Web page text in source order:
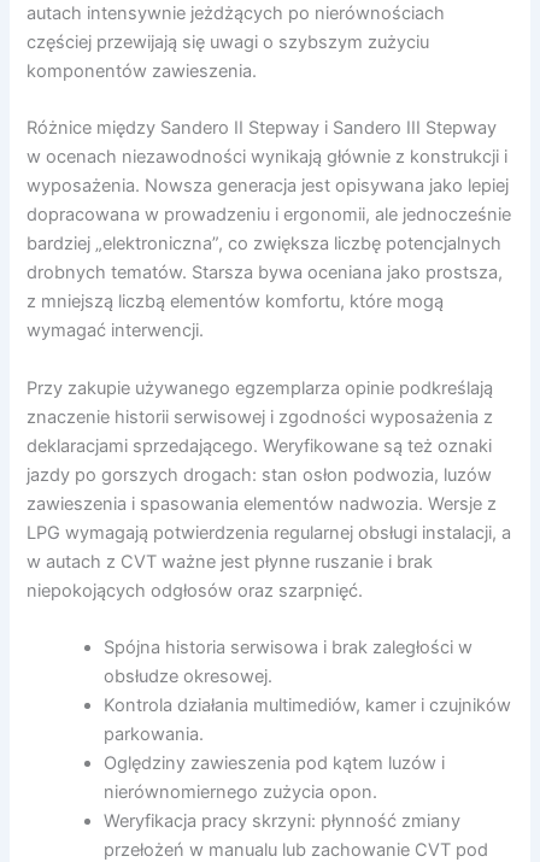
autach intensywnie jeżdżących po nierównościach
częściej przewijają się uwagi o szybszym zużyciu
komponentów zawieszenia.
Różnice między Sandero II Stepway i Sandero III Stepway
w ocenach niezawodności wynikają głównie z konstrukcji i
wyposażenia. Nowsza generacja jest opisywana jako lepiej
dopracowana w prowadzeniu i ergonomii, ale jednocześnie
bardziej „elektroniczna”, co zwiększa liczbę potencjalnych
drobnych tematów. Starsza bywa oceniana jako prostsza,
z mniejszą liczbą elementów komfortu, które mogą
wymagać interwencji.
Przy zakupie używanego egzemplarza opinie podkreślają
znaczenie historii serwisowej i zgodności wyposażenia z
deklaracjami sprzedającego. Weryfikowane są też oznaki
jazdy po gorszych drogach: stan osłon podwozia, luzów
zawieszenia i spasowania elementów nadwozia. Wersje z
LPG wymagają potwierdzenia regularnej obsługi instalacji, a
w autach z CVT ważne jest płynne ruszanie i brak
niepokojących odgłosów oraz szarpnięć.
Spójna historia serwisowa i brak zaległości w
obsłudze okresowej.
Kontrola działania multimediów, kamer i czujników
parkowania.
Oględziny zawieszenia pod kątem luzów i
nierównomiernego zużycia opon.
Weryfikacja pracy skrzyni: płynność zmiany
przełożeń w manualu lub zachowanie CVT pod